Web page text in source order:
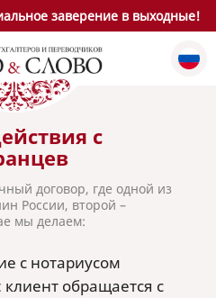
заверение в выходные!
с
договор, где одной из
России, второй –
мы делаем:
с нотариусом
обращается с